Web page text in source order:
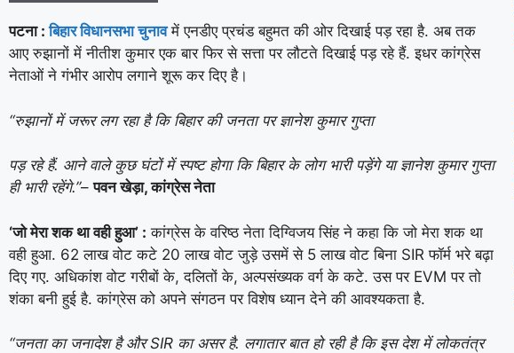
पटना :बिहार विधानसभा चुनावमें एनडीए प्रचंड बहुमत की ओर दिखाई पड़ रहा है. अब तक
आए रुझानों में नीतीश कुमार एक बार फिर से सत्ता पर लौटते दिखाई पड़ रहे हैं. इधर कांग्रेस
नेताओं ने गंभीर आरोप लगाने शूरू कर दिए है।
“रुझानों में जरूर लग रहा है कि बिहार की जनता पर ज्ञानेश कुमार गुप्ता
पड़ रहे हैं. आने वाले कुछ घंटों में स्पष्ट होगा कि बिहार के लोग भारी पड़ेंगे या ज्ञानेश कुमार गुप्ता
ही भारी रहेंगे.”–पवन खेड़ा, कांग्रेस नेता
‘जो मेरा शक था वही हुआ’ : कांग्रेस के वरिष्ठ नेता दिग्विजय सिंह ने कहा कि जो मेरा शक था
वही हुआ. 62 लाख वोट कटे 20 लाख वोट जुड़े उसमें से 5 लाख वोट बिना SIR फॉर्म भरे बढ़ा
दिए गए. अधिकांश वोट गरीबों के, दलितों के, अल्पसंख्यक वर्ग के कटे. उस पर EVM पर तो
शंका बनी हुई है. कांग्रेस को अपने संगठन पर विशेष ध्यान देने की आवश्यकता है.
“जनता का जनादेश है और SIR का असर है. लगातार बात हो रही है कि इस देश में लोकतंत्र